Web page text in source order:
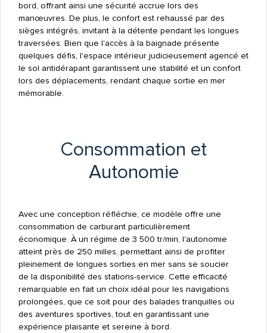
bord, offrant ainsi une sécurité accrue lors des
manœuvres. De plus, le confort est rehaussé par des
sièges intégrés, invitant à la détente pendant les longues
traversées. Bien que l'accès à la baignade présente
quelques défis, l'espace intérieur judicieusement agencé et
le sol antidérapant garantissent une stabilité et un confort
lors des déplacements, rendant chaque sortie en mer
mémorable.
Consommation et
Autonomie
Avec une conception réfléchie, ce modèle offre une
consommation de carburant particulièrement
économique. À un régime de 3 500 tr/min, l'autonomie
atteint près de 250 milles, permettant ainsi de profiter
pleinement de longues sorties en mer sans se soucier
de la disponibilité des stations-service. Cette efficacité
remarquable en fait un choix idéal pour les navigations
prolongées, que ce soit pour des balades tranquilles ou
des aventures sportives, tout en garantissant une
expérience plaisante et sereine à bord.